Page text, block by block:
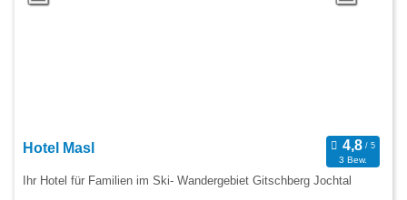
Hotel Masl
3 Bew.
Ihr Hotel für Familien im Ski- Wandergebiet Gitschberg Jochtal